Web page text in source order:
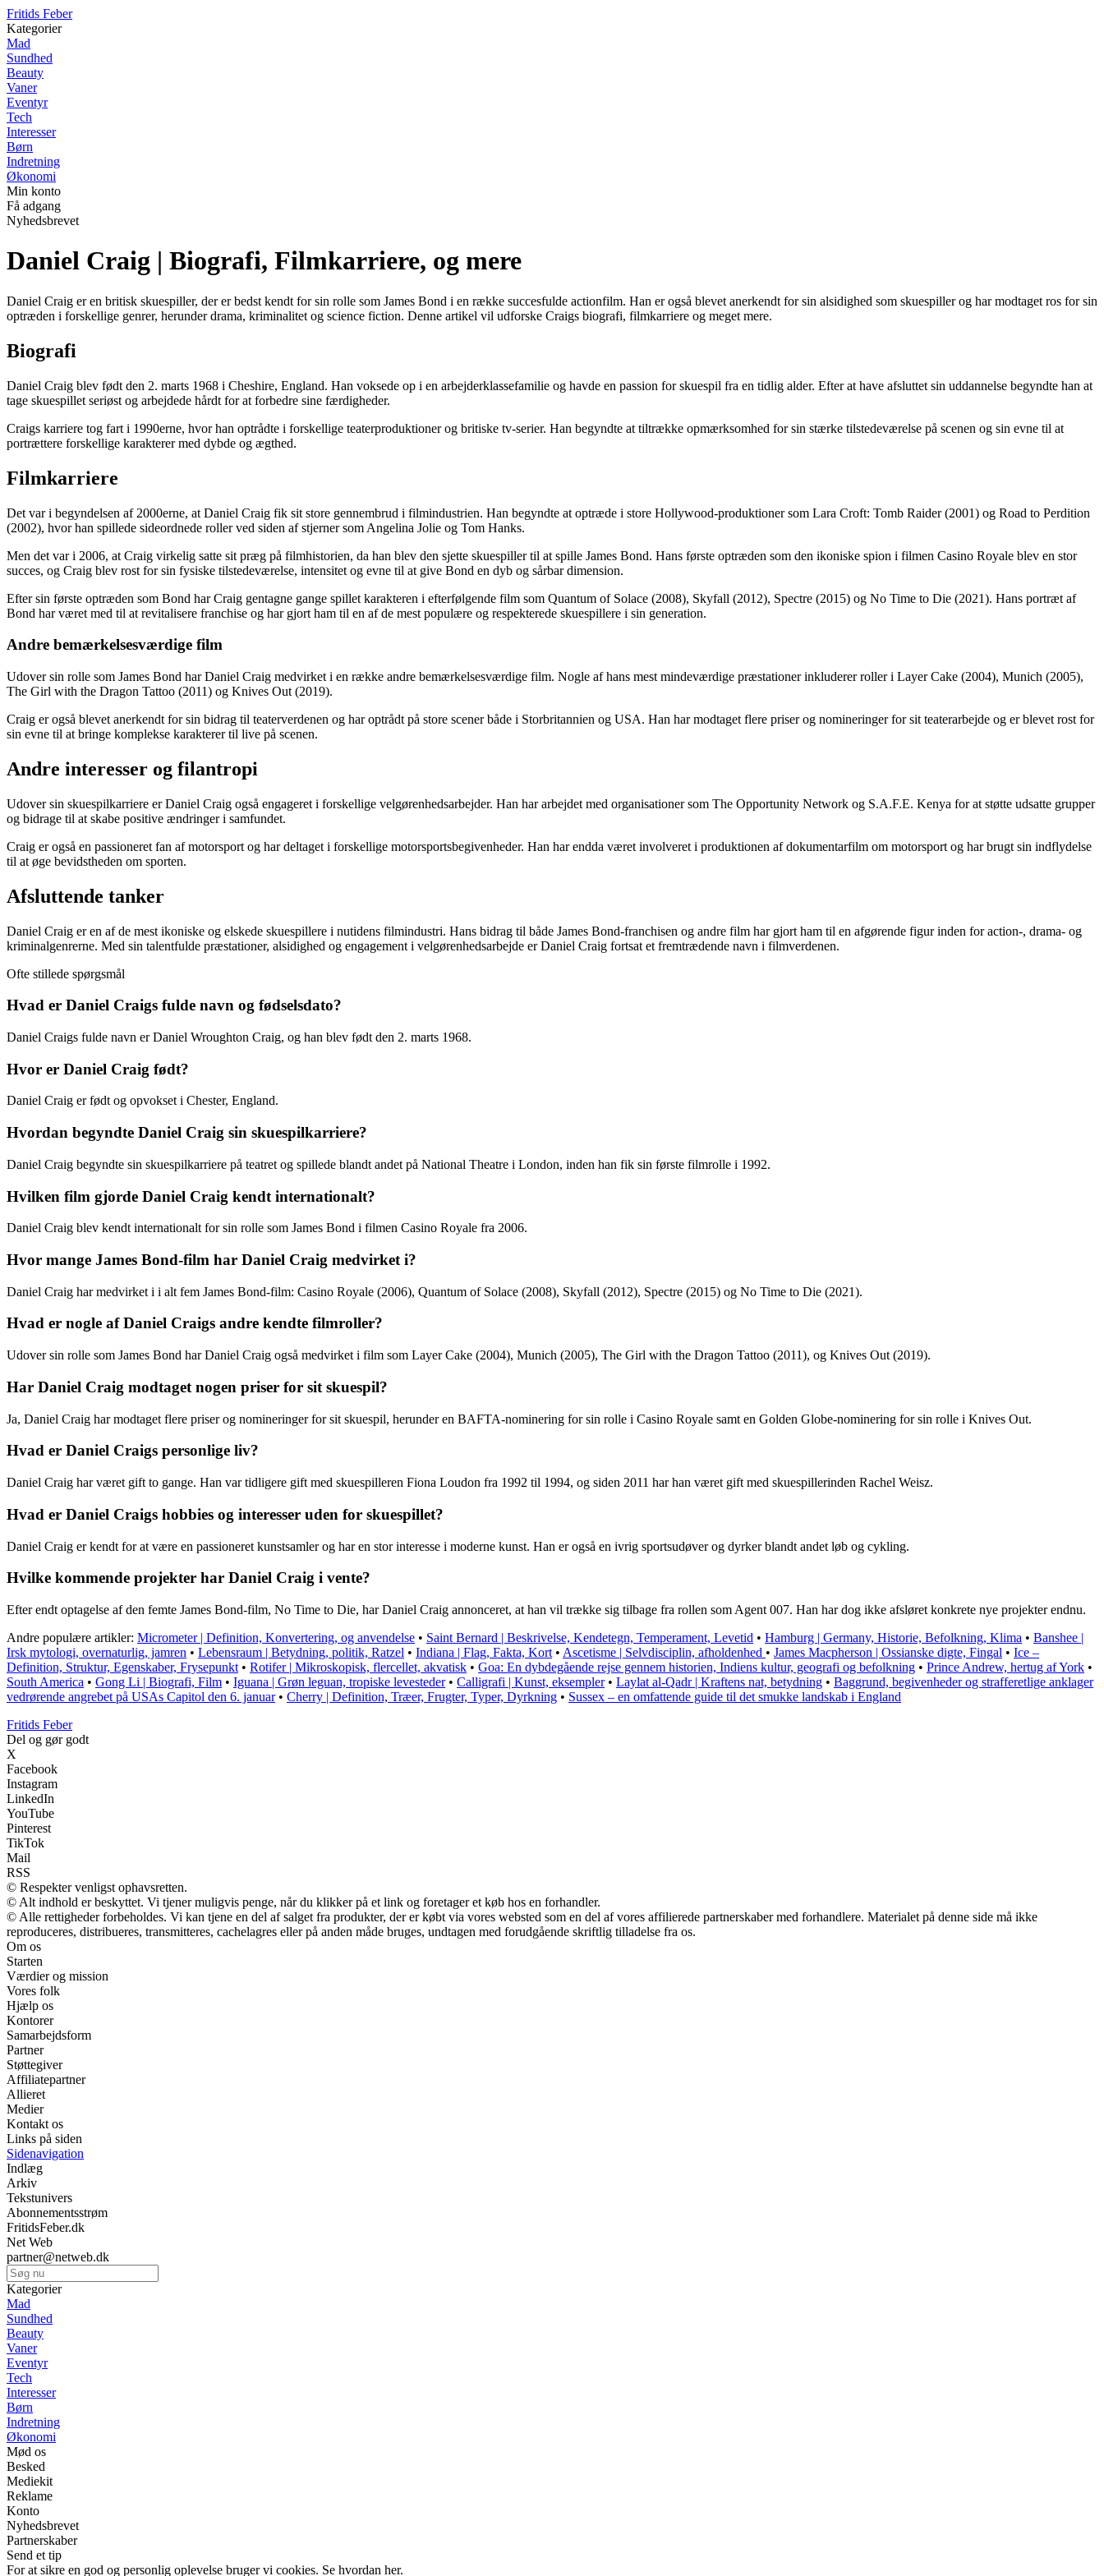
Fritids Feber
Kategorier
Mad
Sundhed
Beauty
Vaner
Eventyr
Tech
Interesser
Børn
Indretning
Økonomi
Min konto
Få adgang
Nyhedsbrevet
Daniel Craig | Biografi, Filmkarriere, og mere
Daniel Craig er en britisk skuespiller, der er bedst kendt for sin rolle som James Bond i en række succesfulde actionfilm. Han er også blevet anerkendt for sin alsidighed som skuespiller og har modtaget ros for sin
optræden i forskellige genrer, herunder drama, kriminalitet og science fiction. Denne artikel vil udforske Craigs biografi, filmkarriere og meget mere.
Biografi
Daniel Craig blev født den 2. marts 1968 i Cheshire, England. Han voksede op i en arbejderklassefamilie og havde en passion for skuespil fra en tidlig alder. Efter at have afsluttet sin uddannelse begyndte han at
tage skuespillet seriøst og arbejdede hårdt for at forbedre sine færdigheder.
Craigs karriere tog fart i 1990erne, hvor han optrådte i forskellige teaterproduktioner og britiske tv-serier. Han begyndte at tiltrække opmærksomhed for sin stærke tilstedeværelse på scenen og sin evne til at
portrættere forskellige karakterer med dybde og ægthed.
Filmkarriere
Det var i begyndelsen af ​​2000erne, at Daniel Craig fik sit store gennembrud i filmindustrien. Han begyndte at optræde i store Hollywood-produktioner som Lara Croft: Tomb Raider (2001) og Road to Perdition
(2002), hvor han spillede sideordnede roller ved siden af ​​stjerner som Angelina Jolie og Tom Hanks.
Men det var i 2006, at Craig virkelig satte sit præg på filmhistorien, da han blev den sjette skuespiller til at spille James Bond. Hans første optræden som den ikoniske spion i filmen Casino Royale blev en stor
succes, og Craig blev rost for sin fysiske tilstedeværelse, intensitet og evne til at give Bond en dyb og sårbar dimension.
Efter sin første optræden som Bond har Craig gentagne gange spillet karakteren i efterfølgende film som Quantum of Solace (2008), Skyfall (2012), Spectre (2015) og No Time to Die (2021). Hans portræt af
Bond har været med til at revitalisere franchise og har gjort ham til en af ​​de mest populære og respekterede skuespillere i sin generation.
Andre bemærkelsesværdige film
Udover sin rolle som James Bond har Daniel Craig medvirket i en række andre bemærkelsesværdige film. Nogle af hans mest mindeværdige præstationer inkluderer roller i Layer Cake (2004), Munich (2005),
The Girl with the Dragon Tattoo (2011) og Knives Out (2019).
Craig er også blevet anerkendt for sin bidrag til teaterverdenen og har optrådt på store scener både i Storbritannien og USA. Han har modtaget flere priser og nomineringer for sit teaterarbejde og er blevet rost for
sin evne til at bringe komplekse karakterer til live på scenen.
Andre interesser og filantropi
Udover sin skuespilkarriere er Daniel Craig også engageret i forskellige velgørenhedsarbejder. Han har arbejdet med organisationer som The Opportunity Network og S.A.F.E. Kenya for at støtte udsatte grupper
og bidrage til at skabe positive ændringer i samfundet.
Craig er også en passioneret fan af motorsport og har deltaget i forskellige motorsportsbegivenheder. Han har endda været involveret i produktionen af ​​dokumentarfilm om motorsport og har brugt sin indflydelse
til at øge bevidstheden om sporten.
Afsluttende tanker
Daniel Craig er en af ​​de mest ikoniske og elskede skuespillere i nutidens filmindustri. Hans bidrag til både James Bond-franchisen og andre film har gjort ham til en afgørende figur inden for action-, drama- og
kriminalgenrerne. Med sin talentfulde præstationer, alsidighed og engagement i velgørenhedsarbejde er Daniel Craig fortsat et fremtrædende navn i filmverdenen.
Ofte stillede spørgsmål
Hvad er Daniel Craigs fulde navn og fødselsdato?
Daniel Craigs fulde navn er Daniel Wroughton Craig, og han blev født den 2. marts 1968.
Hvor er Daniel Craig født?
Daniel Craig er født og opvokset i Chester, England.
Hvordan begyndte Daniel Craig sin skuespilkarriere?
Daniel Craig begyndte sin skuespilkarriere på teatret og spillede blandt andet på National Theatre i London, inden han fik sin første filmrolle i 1992.
Hvilken film gjorde Daniel Craig kendt internationalt?
Daniel Craig blev kendt internationalt for sin rolle som James Bond i filmen Casino Royale fra 2006.
Hvor mange James Bond-film har Daniel Craig medvirket i?
Daniel Craig har medvirket i i alt fem James Bond-film: Casino Royale (2006), Quantum of Solace (2008), Skyfall (2012), Spectre (2015) og No Time to Die (2021).
Hvad er nogle af Daniel Craigs andre kendte filmroller?
Udover sin rolle som James Bond har Daniel Craig også medvirket i film som Layer Cake (2004), Munich (2005), The Girl with the Dragon Tattoo (2011), og Knives Out (2019).
Har Daniel Craig modtaget nogen priser for sit skuespil?
Ja, Daniel Craig har modtaget flere priser og nomineringer for sit skuespil, herunder en BAFTA-nominering for sin rolle i Casino Royale samt en Golden Globe-nominering for sin rolle i Knives Out.
Hvad er Daniel Craigs personlige liv?
Daniel Craig har været gift to gange. Han var tidligere gift med skuespilleren Fiona Loudon fra 1992 til 1994, og siden 2011 har han været gift med skuespillerinden Rachel Weisz.
Hvad er Daniel Craigs hobbies og interesser uden for skuespillet?
Daniel Craig er kendt for at være en passioneret kunstsamler og har en stor interesse i moderne kunst. Han er også en ivrig sportsudøver og dyrker blandt andet løb og cykling.
Hvilke kommende projekter har Daniel Craig i vente?
Efter endt optagelse af den femte James Bond-film, No Time to Die, har Daniel Craig annonceret, at han vil trække sig tilbage fra rollen som Agent 007. Han har dog ikke afsløret konkrete nye projekter endnu.
Andre populære artikler: Micrometer | Definition, Konvertering, og anvendelse • Saint Bernard | Beskrivelse, Kendetegn, Temperament, Levetid • Hamburg | Germany, Historie, Befolkning, Klima • Banshee |
Irsk mytologi, overnaturlig, jamren • Lebensraum | Betydning, politik, Ratzel • Indiana | Flag, Fakta, Kort • Ascetisme | Selvdisciplin, afholdenhed • James Macpherson | Ossianske digte, Fingal • Ice –
Definition, Struktur, Egenskaber, Frysepunkt • Rotifer | Mikroskopisk, flercellet, akvatisk • Goa: En dybdegående rejse gennem historien, Indiens kultur, geografi og befolkning • Prince Andrew, hertug af York •
South America • Gong Li | Biografi, Film • Iguana | Grøn leguan, tropiske levesteder• Calligrafi | Kunst, eksempler• Laylat al-Qadr | Kraftens nat, betydning • Baggrund, begivenheder og strafferetlige anklager
vedrørende angrebet på USAs Capitol den 6. januar• Cherry | Definition, Træer, Frugter, Typer, Dyrkning • Sussex – en omfattende guide til det smukke landskab i England
Fritids Feber
Del og gør godt
X
Facebook
Instagram
LinkedIn
YouTube
Pinterest
TikTok
Mail
RSS
© Respekter venligst ophavsretten.
© Alt indhold er beskyttet. Vi tjener muligvis penge, når du klikker på et link og foretager et køb hos en forhandler.
© Alle rettigheder forbeholdes. Vi kan tjene en del af salget fra produkter, der er købt via vores websted som en del af vores affilierede partnerskaber med forhandlere. Materialet på denne side må ikke
reproduceres, distribueres, transmitteres, cachelagres eller på anden måde bruges, undtagen med forudgående skriftlig tilladelse fra os.
Om os
Starten
Værdier og mission
Vores folk
Hjælp os
Kontorer
Samarbejdsform
Partner
Støttegiver
Affiliatepartner
Allieret
Medier
Kontakt os
Links på siden
Sidenavigation
Indlæg
Arkiv
Tekstunivers
Abonnementsstrøm
FritidsFeber.dk
Net Web
partner@netweb.dk
Kategorier
Mad
Sundhed
Beauty
Vaner
Eventyr
Tech
Interesser
Børn
Indretning
Økonomi
Mød os
Besked
Mediekit
Reklame
Konto
Nyhedsbrevet
Partnerskaber
Send et tip
For at sikre en god og personlig oplevelse bruger vi cookies. Se hvordan her.